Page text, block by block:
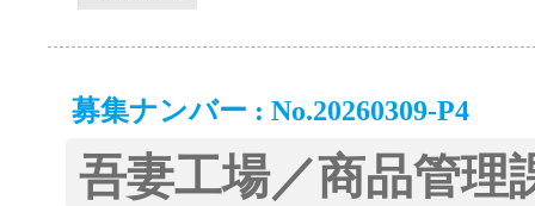
募集ナンバー : No.20260309-P4
吾妻工場／商品管理